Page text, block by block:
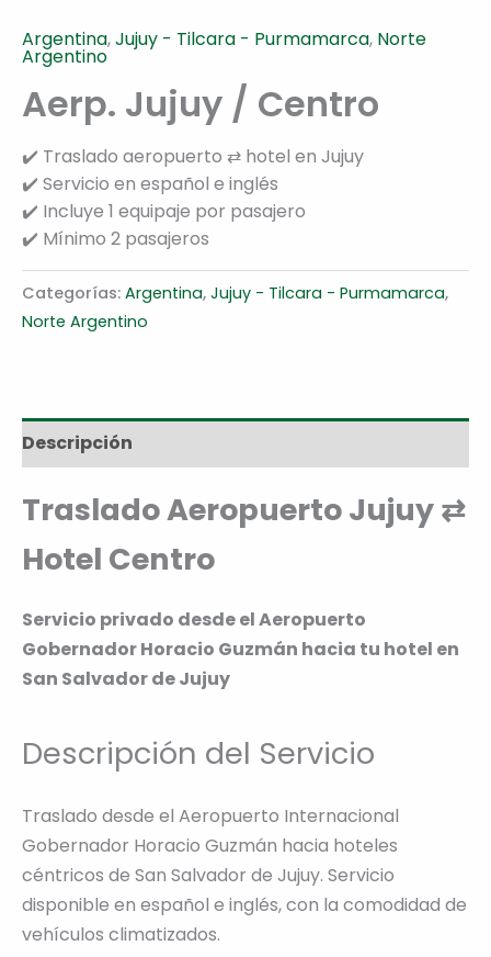
Argentina,Jujuy - Tilcara - Purmamarca, Norte
Argentino
Aerp. Jujuy / Centro
✔️ Traslado aeropuerto ⇄ hotel en Jujuy
✔️ Servicio en español e inglés
✔️ Incluye 1 equipaje por pasajero
✔️ Mínimo 2 pasajeros
Categorías: Argentina, Jujuy - Tilcara - Purmamarca,
Norte Argentino
Descripción
Traslado Aeropuerto Jujuy ⇄
Hotel Centro
Servicio privado desde el Aeropuerto
Gobernador Horacio Guzmán hacia tu hotel en
San Salvador de Jujuy
Descripción del Servicio
Traslado desde el Aeropuerto Internacional
Gobernador Horacio Guzmán hacia hoteles
céntricos de San Salvador de Jujuy. Servicio
disponible en español e inglés, con la comodidad de
vehículos climatizados.